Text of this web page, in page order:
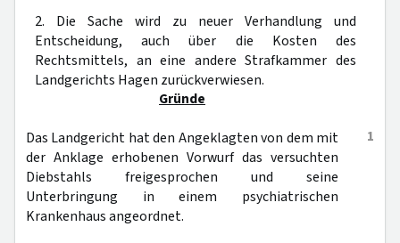
2. Die Sache wird zu neuer Verhandlung und
Entscheidung, auch über die Kosten des
Rechtsmittels, an eine andere Strafkammer des
Landgerichts Hagen zurückverwiesen.
Gründe
1
Das Landgericht hat den Angeklagten von dem mit
der Anklage erhobenen Vorwurf das versuchten
Diebstahls freigesprochen und seine
Unterbringung in einem psychiatrischen
Krankenhaus angeordnet.